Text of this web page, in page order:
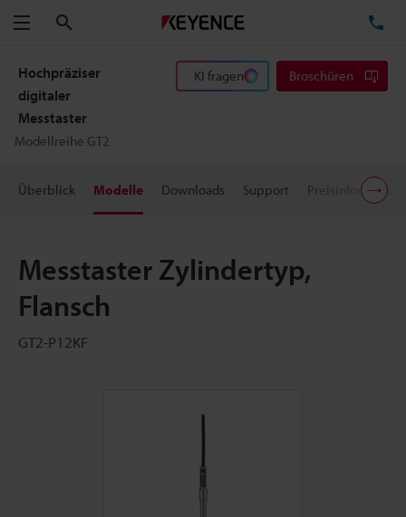
Menü
Hochpräziser
digitaler
Messtaster
Modellreihe GT2
KI fragen Broschüren
Überblick Modelle Downloads Support
Messtaster Zylindertyp,
Flansch
GT2-P12KF